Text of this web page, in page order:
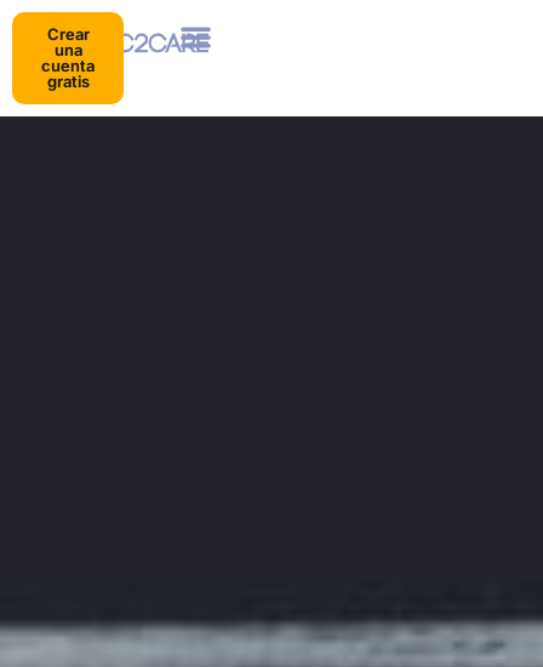
Crear
una
cuenta
gratis